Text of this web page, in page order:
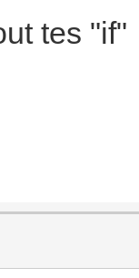
tes "if"